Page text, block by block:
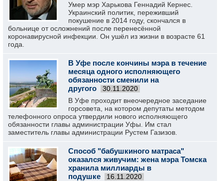
Умер мэр Харькова Геннадий Кернес.
Украинский политик, переживший
покушение в 2014 году, скончался в
больнице от осложнений после перенесённой
коронавирусной инфекции. Он ушёл из жизни в возрасте 61
года.
В Уфе после кончины мэра в течение
месяца одного исполняющего
обязанности сменили на
другого
30.11.2020
В Уфе проходит внеочередное заседание
горсовета, на котором депутаты методом
телефонного опроса утвердили нового исполняющего
обязанности главы администрации Уфы. Им стал
заместитель главы администрации Рустем Газизов.
Способ "бабушкиного матраса"
оказался живучим: жена мэра Томска
хранила миллиарды в
подушке
16.11.2020